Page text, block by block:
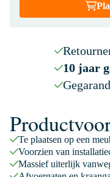
10 jaar
Te plaatsen op een
Voorzien van
Massief uiterlijk